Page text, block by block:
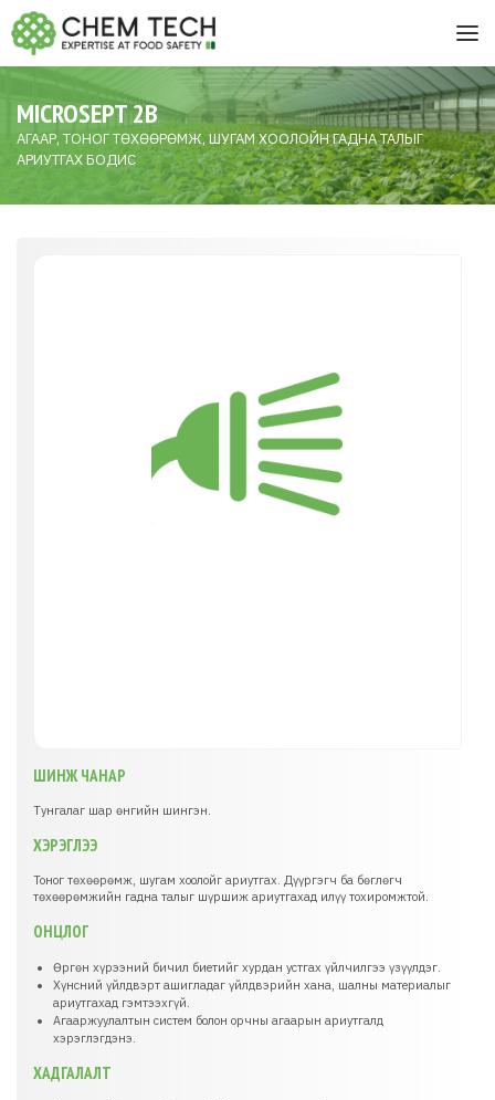
MICROSEPT 2B
АГААР, ТОНОГ ТӨХӨӨРӨМЖ, ШУГАМ ХООЛОЙН ГАДНА ТАЛЫГ
АРИУТГАХ БОДИС
ШИНЖ ЧАНАР
Тунгалаг шар өнгийн шингэн.
ХЭРЭГЛЭЭ
Тоног төхөөрөмж, шугам хоолойг ариутгах. Дүүргэгч ба бөглөгч
төхөөрөмжийн гадна талыг шүршиж ариутгахад илүү тохиромжтой.
ОНЦЛОГ
Өргөн хүрээний бичил биетийг хурдан устгах үйлчилгээ үзүүлдэг.
Хүнсний үйлдвэрт ашигладаг үйлдвэрийн хана, шалны материалыг
ариутгахад гэмтээхгүй.
Агааржуулалтын систем болон орчны агаарын ариутгалд
хэрэглэгдэнэ.
ХАДГАЛАЛТ